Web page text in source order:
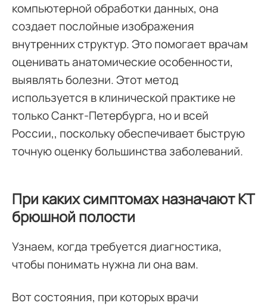
компьютерной обработки данных, она
создает послойные изображения
внутренних структур. Это помогает врачам
оценивать анатомические особенности,
выявлять болезни. Этот метод
используется в клинической практике не
только Санкт-Петербурга, но и всей
России,, поскольку обеспечивает быструю
точную оценку большинства заболеваний.
При каких симптомах назначают КТ
брюшной полости
Узнаем, когда требуется диагностика,
чтобы понимать нужна ли она вам.
Вот состояния, при которых врачи